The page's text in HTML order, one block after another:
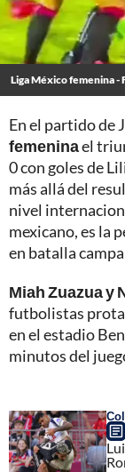
Liga México femenina -
En el partido de
femeninael
0 con goles de
más allá del
nivel
mexicano, es la
en batalla
Miah Zuazua y
futbolistas
en el estadio
minutos del